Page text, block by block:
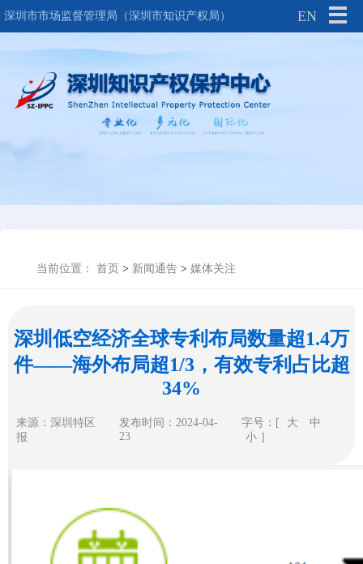
深圳市市场监督管理局（深圳市知识产权局） EN
当前位置： 首页 > 新闻通告 > 媒体关注
深圳低空经济全球专利布局数量超1.4万
件——海外布局超1/3，有效专利占比超
34%
来源：深圳特区
报
发布时间：2024-04-
23
字号：[ 大
中
小 ]